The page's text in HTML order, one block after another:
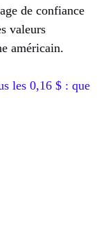
de confiance
valeurs
américain.
les 0,16 $ : que